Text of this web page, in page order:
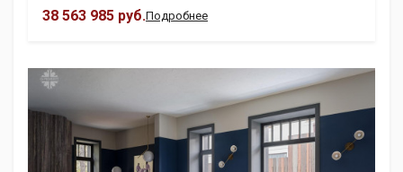
38 563 985 руб.Подробнее